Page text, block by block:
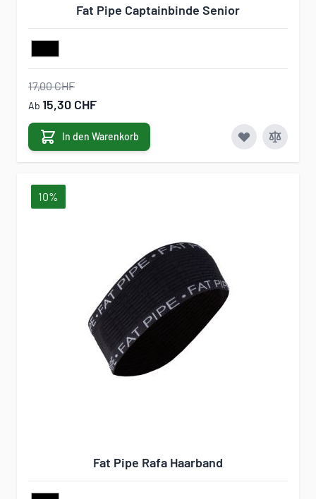
Fat Pipe Captainbinde Senior
17,00 CHF
Ab 15,30 CHF
In den Warenkorb
10%
Fat Pipe Rafa Haarband